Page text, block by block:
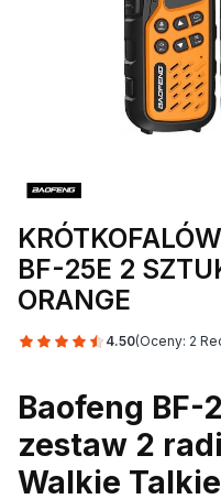
BF-25E 2
ORANGE
4.50(Oceny: 2
Baofeng BF-
zestaw 2
Walkie